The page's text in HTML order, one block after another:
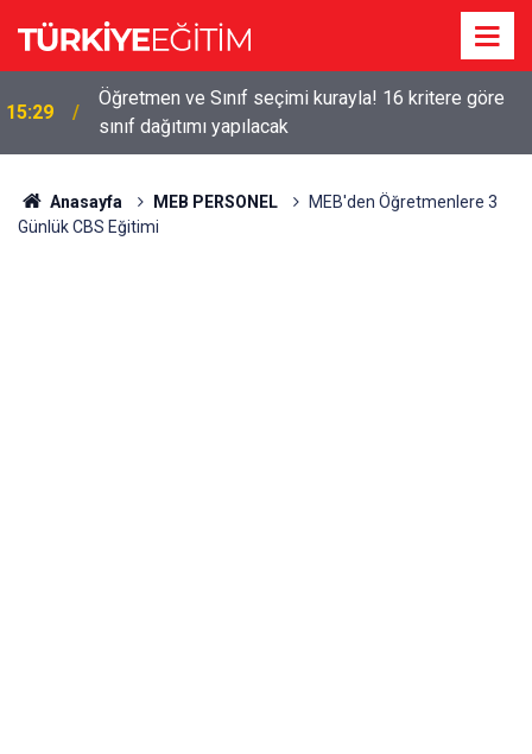
15:29
Öğretmen ve Sınıf seçimi kurayla! 16 kritere göre
sınıf dağıtımı yapılacak
Anasayfa MEB PERSONEL
MEB'den Öğretmenlere 3
Günlük CBS Eğitimi